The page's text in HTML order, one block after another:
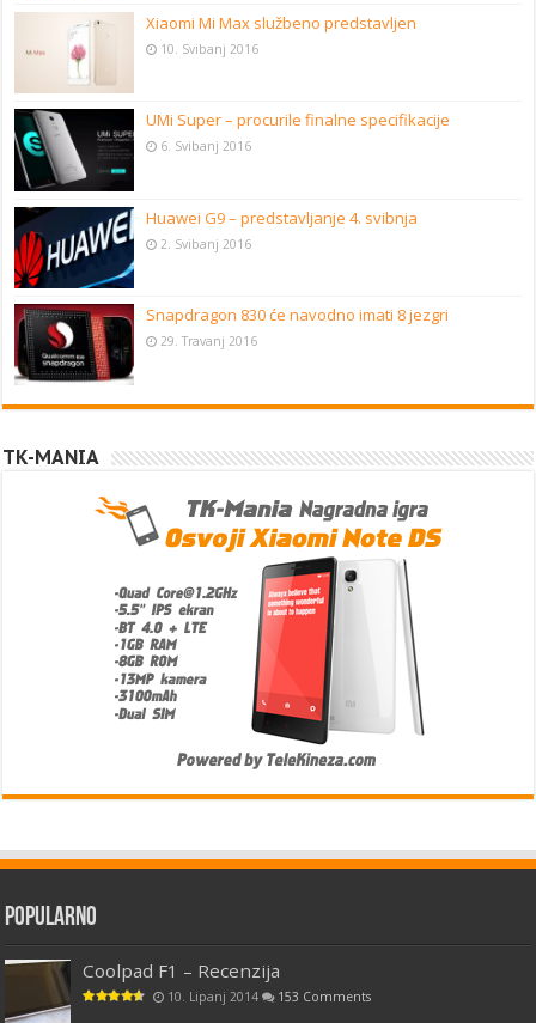
Xiaomi Mi Max službeno predstavljen
10. Svibanj 2016
UMi Super – procurile finalne specifikacije
6. Svibanj 2016
Huawei G9 – predstavljanje 4. svibnja
2. Svibanj 2016
Snapdragon 830 će navodno imati 8 jezgri
29. Travanj 2016
TK-MANIA
Popularno
Coolpad F1 – Recenzija
10. Lipanj 2014 153 Comments